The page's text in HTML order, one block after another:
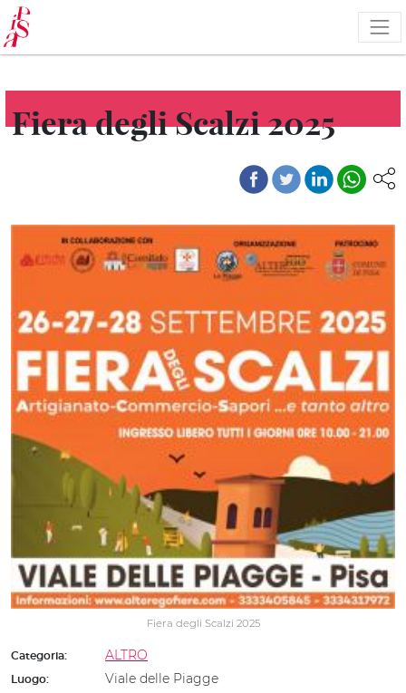
Salta
al
contenuto
principale
Fiera degli Scalzi 2025
Fiera degli Scalzi 2025
Categoria: ALTRO
Luogo: Viale delle Piagge